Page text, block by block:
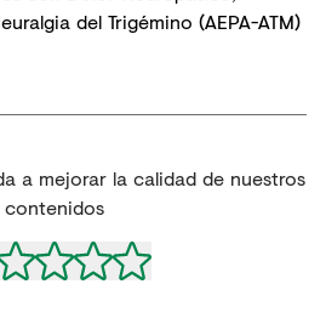
del Trigémino (AEPA-ATM)
a mejorar la calidad de nuestros
contenidos